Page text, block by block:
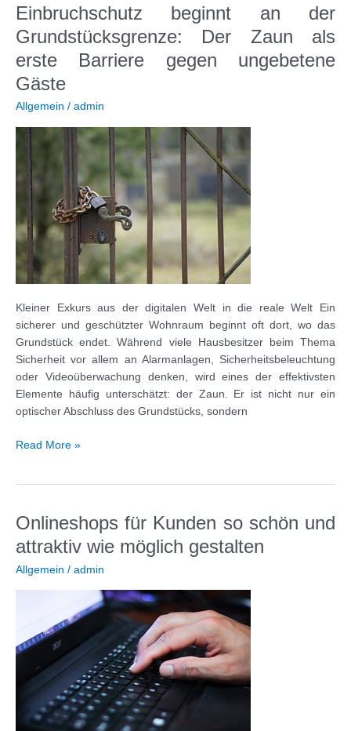
E-
Mail-
Domain?
Einbruchschutz beginnt an der
Grundstücksgrenze: Der Zaun als
erste Barriere gegen ungebetene
Gäste
Allgemein / admin
Kleiner Exkurs aus der digitalen Welt in die reale Welt Ein
sicherer und geschützter Wohnraum beginnt oft dort, wo das
Grundstück endet. Während viele Hausbesitzer beim Thema
Sicherheit vor allem an Alarmanlagen, Sicherheitsbeleuchtung
oder Videoüberwachung denken, wird eines der effektivsten
Elemente häufig unterschätzt: der Zaun. Er ist nicht nur ein
optischer Abschluss des Grundstücks, sondern
Einbruchschutz
Der
Zaun
als
ungebetene
Gäste
Read More »
Onlineshops für Kunden so schön und
attraktiv wie möglich gestalten
Allgemein / admin